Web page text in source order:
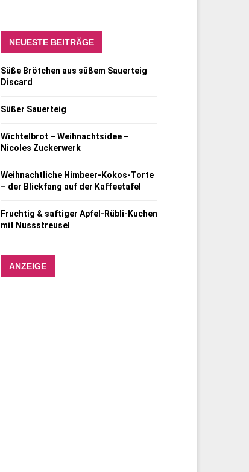
NEUESTE BEITRÄGE
Süße Brötchen aus süßem Sauerteig
Discard
Süßer Sauerteig
Wichtelbrot – Weihnachtsidee –
Nicoles Zuckerwerk
Weihnachtliche Himbeer-Kokos-Torte
– der Blickfang auf der Kaffeetafel
Fruchtig & saftiger Apfel-Rübli-Kuchen
mit Nussstreusel
ANZEIGE